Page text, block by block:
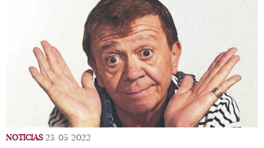
NOTICIAS 23/05/2022